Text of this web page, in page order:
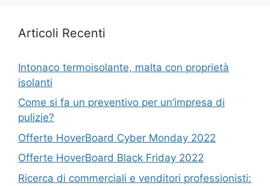
Articoli Recenti
Intonaco termoisolante, malta con proprietà
isolanti
Come si fa un preventivo per un’impresa di
pulizie?
Offerte HoverBoard Cyber Monday 2022
Offerte HoverBoard Black Friday 2022
Ricerca di commerciali e venditori professionisti: